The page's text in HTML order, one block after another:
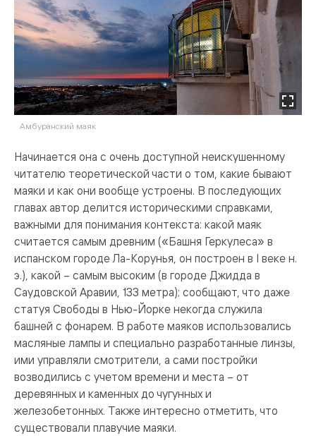
Амбуранский маяк
Начинается она с очень доступной неискушенному
читателю теоретической части о том, какие бывают
маяки и как они вообще устроены. В последующих
главах автор делится историческими справками,
важными для понимания контекста: какой маяк
считается самым древним («Башня Геркулеса» в
испанском городе Ла-Корунья, он построен в I веке н.
э.), какой – самым высоким (в городе Джидда в
Саудовской Аравии, 133 метра); сообщают, что даже
статуя Свободы в Нью-Йорке некогда служила
башней с фонарем. В работе маяков использовались
масляные лампы и специально разработанные линзы,
ими управляли смотрители, а сами постройки
возводились с учетом времени и места – от
деревянных и каменных до чугунных и
железобетонных. Также интересно отметить, что
существовали плавучие маяки.